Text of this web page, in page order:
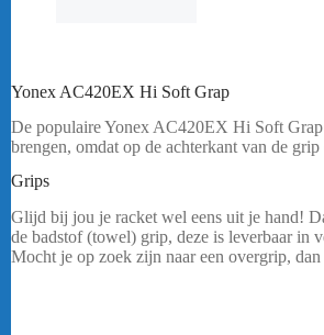
Yonex AC420EX Hi Soft Grap
De populaire Yonex AC420EX Hi Soft
brengen, omdat op de achterkant van de
Grips
Glijd bij jou je racket wel eens uit je hand!
de badstof (towel) grip, deze is leverbaar in
Mocht je op zoek zijn naar een overgrip,